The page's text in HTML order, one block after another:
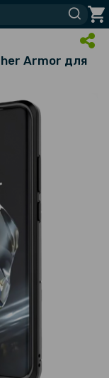
Armor для